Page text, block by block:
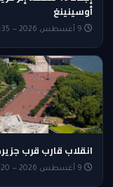
أوسينينغ
انقلاب قارب قرب